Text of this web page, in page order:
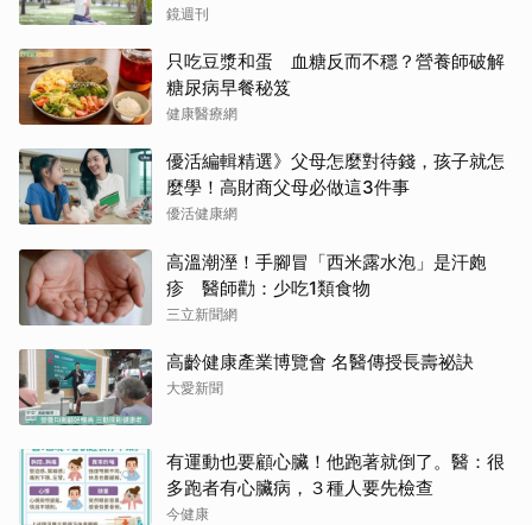
鏡週刊
只吃豆漿和蛋 血糖反而不穩？營養師破解
糖尿病早餐秘笈
健康醫療網
優活編輯精選》父母怎麼對待錢，孩子就怎
麼學！高財商父母必做這3件事
優活健康網
高溫潮溼！手腳冒「西米露水泡」是汗皰
疹 醫師勸：少吃1類食物
三立新聞網
高齡健康產業博覽會 名醫傳授長壽祕訣
大愛新聞
有運動也要顧心臟！他跑著就倒了。醫：很
多跑者有心臟病，３種人要先檢查
今健康